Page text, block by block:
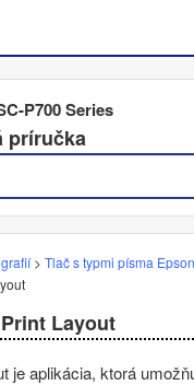
P700 Series
príručka
> Tlač s typmi písma
Layout
je aplikácia, ktorá